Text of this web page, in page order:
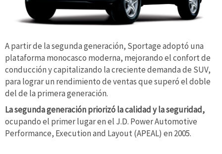
A partir de la segunda generación, Sportage adoptó una
plataforma monocasco moderna, mejorando el confort de
conducción y capitalizando la creciente demanda de SUV,
para lograr un rendimiento de ventas que superó el doble
del de la primera generación.
La segunda generación priorizó la calidad y la seguridad,
ocupando el primer lugar en el J.D. Power Automotive
Performance, Execution and Layout (APEAL) en 2005.